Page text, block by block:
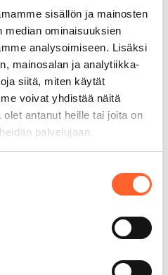
sisällön ja mainosten
median ominaisuuksien
analysoimiseen. Lisäksi
mainosalan ja analytiikka-
siitä, miten käytät
voivat yhdistää näitä
antanut heille tai joita on
palvelujaan.
ja lisävarusteilla saat
monipuolisemman.
sijainti takaa
rakennetaan sijainneille,
tulla. Talliosakkeissa
isojen kulkuväylien